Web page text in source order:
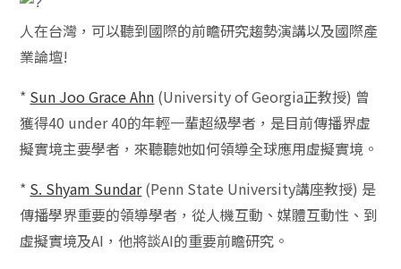
人在台灣，可以聽到國際的前瞻研究趨勢演講以及國際產
業論壇!
* Sun Joo Grace Ahn (University of Georgia正教授) 曾
獲得40 under 40的年輕一輩超級學者，是目前傳播界虛
擬實境主要學者，來聽聽她如何領導全球應用虛擬實境。
* S. Shyam Sundar(Penn State University講座教授) 是
傳播學界重要的領導學者，從人機互動、媒體互動性、到
虛擬實境及AI，他將談AI的重要前瞻研究。